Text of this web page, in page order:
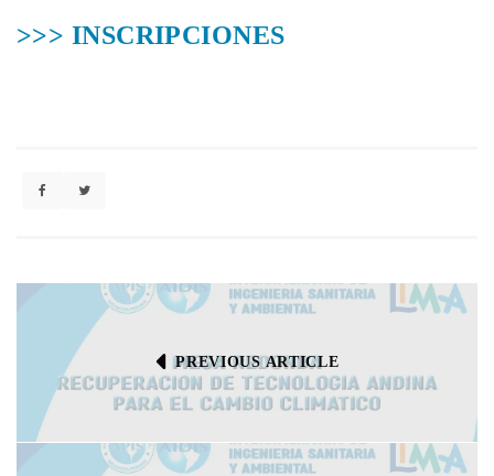
>>> INSCRIPCIONES
PREVIOUS ARTICLE